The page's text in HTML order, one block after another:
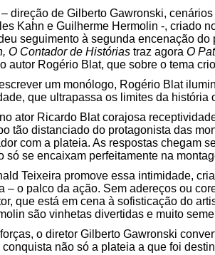
direção de Gilberto Gawronski,
Kahn e Guilherme Hermolin -, criado
seguimento à segunda encenação
O Contador de Histórias traz agora O
autor Rogério Blat, que sobre o tema
um monólogo, Rogério Blat
que ultrapassa os limites da história
ator Ricardo Blat corajosa
tão distanciado do protagonista das
com a plateia. As respostas chegam
só se encaixam perfeitamente na
Teixeira promove essa intimidade,
– o palco da ação. Sem adereços ou
que está em cena à sofisticação do
são vinhetas divertidas e muito
o diretor Gilberto Gawronski
não só a plateia a que foi